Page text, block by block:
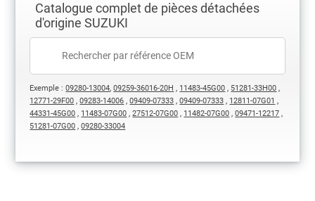
Catalogue complet de pièces détachées
d'origine SUZUKI
Exemple :09280-13004,09259-36016-20H , 11483-45G00 , 51281-33H00 ,
12771-29F00 ,09283-14006 ,09409-07333 ,09409-07333 , 12811-07G01 ,
44331-45G00 , 11483-07G00 ,27512-07G00 , 11482-07G00 ,09471-12217 ,
51281-07G00 ,09280-33004